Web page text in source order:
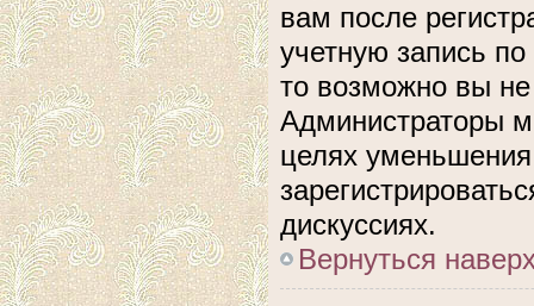
вам после
учетную запись
то возможно вы
Администраторы
целях
дискуссиях.
Вернуться